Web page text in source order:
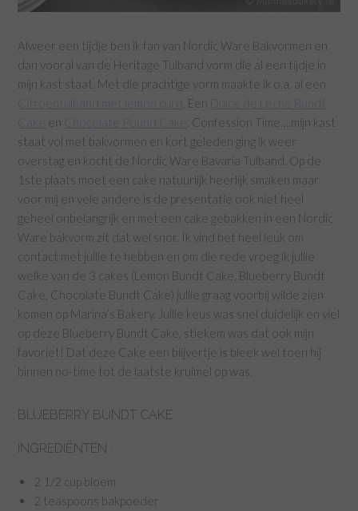
Alweer een tijdje ben ik fan van Nordic Ware Bakvormen en
dan vooral van de Heritage Tulband vorm die al een tijdje in
mijn kast staat. Met die prachtige vorm maakte ik o.a. al een
, Een
en
. Confession Time….mijn kast
staat vol met bakvormen en kort geleden ging ik weer
overstag en kocht de Nordic Ware Bavaria Tulband. Op de
1ste plaats moet een cake natuurlijk heerlijk smaken maar
voor mij en vele andere is de presentatie ook niet heel
geheel onbelangrijk en met een cake gebakken in een Nordic
Ware bakvorm zit dat wel snor. Ik vind het heel leuk om
contact met jullie te hebben en om die rede vroeg ik jullie
welke van de 3 cakes (Lemon Bundt Cake, Blueberry Bundt
Cake, Chocolate Bundt Cake) jullie graag voorbij wilde zien
komen op Marina’s Bakery. Jullie keus was snel duidelijk en viel
op deze Blueberry Bundt Cake, stiekem was dat ook mijn
favoriet! Dat deze Cake een blijvertje is bleek wel toen hij
binnen no-time tot de laatste kruimel op was.
BLUEBERRY BUNDT CAKE
INGREDIËNTEN :
2 1/2 cup bloem
2 teaspoons bakpoeder